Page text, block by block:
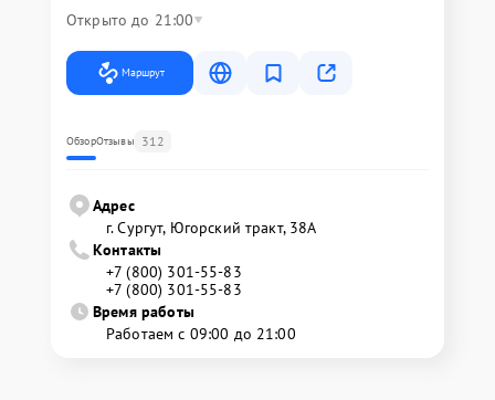
Открыто до 21:00
Маршрут
ОбзорОтзывы 312
Адрес
г. Сургут, Югорский тракт, 38А
Контакты
+7 (800) 301-55-83
+7 (800) 301-55-83
Время работы
Работаем с 09:00 до 21:00